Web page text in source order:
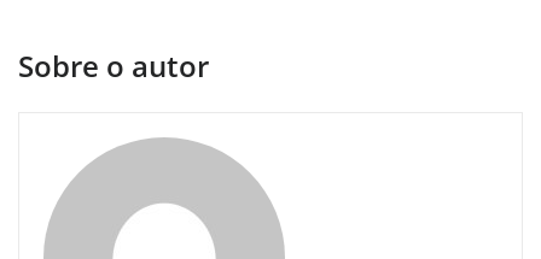
Sobre o autor